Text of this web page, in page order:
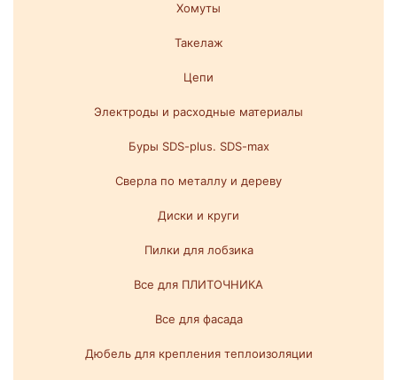
Хомуты
Такелаж
Цепи
Электроды и расходные материалы
Буры SDS-plus. SDS-max
Сверла по металлу и дереву
Диски и круги
Пилки для лобзика
Все для ПЛИТОЧНИКА
Все для фасада
Дюбель для крепления теплоизоляции